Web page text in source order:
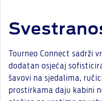
Tourneo Connect sadrži
dodatan osjećaj
šavovi na sjedalima,
prostirkama daju kabini